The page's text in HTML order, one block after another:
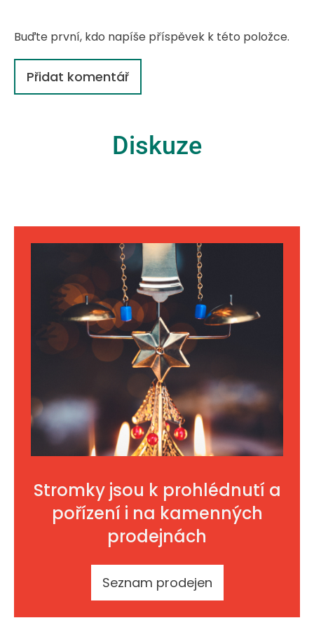
Diskuze
Buďte první, kdo napíše příspěvek k této položce.
Přidat komentář
Stromky jsou k prohlédnutí a
pořízení i na kamenných
prodejnách
Seznam prodejen